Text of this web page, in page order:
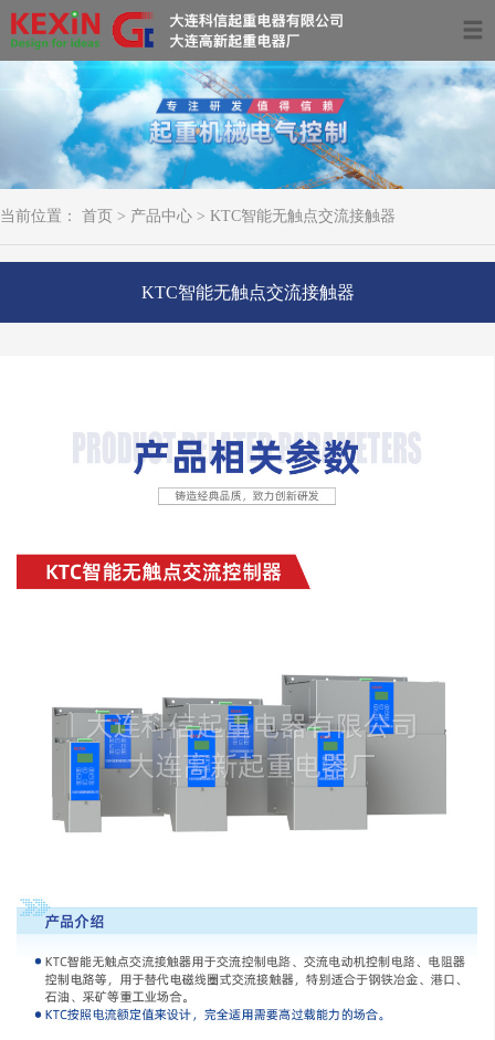
首页
关于我们
产品中心
服务领域及案例
当前位置： 首页 > 产品中心 > KTC智能无触点交流接触器
KTC智能无触点交流接触器